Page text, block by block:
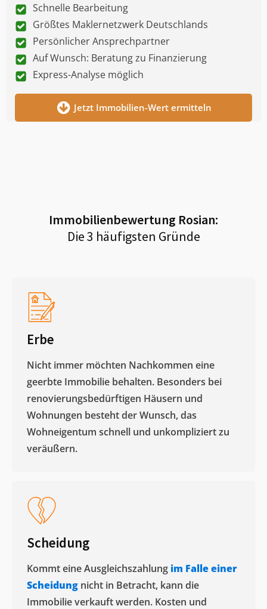
Schnelle Bearbeitung
Größtes Maklernetzwerk Deutschlands
Persönlicher Ansprechpartner
Auf Wunsch: Beratung zu Finanzierung
Express-Analyse möglich
Jetzt Immobilien-Wert ermitteln
Immobilienbewertung Rosian:
Die 3 häufigsten Gründe
Erbe
Nicht immer möchten Nachkommen eine
geerbte Immobilie behalten. Besonders bei
renovierungsbedürftigen Häusern und
Wohnungen besteht der Wunsch, das
Wohneigentum schnell und unkompliziert zu
veräußern. ​
Scheidung
Kommt eine Ausgleichszahlung im Falle einer
Scheidung nicht in Betracht, kann die
Immobilie verkauft werden. Kosten und